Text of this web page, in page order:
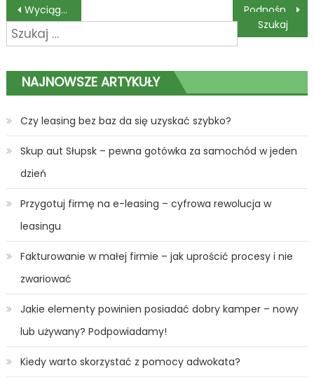
Nawigacja
wpisu
Wyciągarki samochodowe – niezbędne na offroad
Szukaj:
NAJNOWSZE ARTYKUŁY
Czy leasing bez baz da się uzyskać szybko?
Skup aut Słupsk – pewna gotówka za samochód w jeden
dzień
Przygotuj firmę na e-leasing – cyfrowa rewolucja w
leasingu
Fakturowanie w małej firmie – jak uprościć procesy i nie
zwariować
Jakie elementy powinien posiadać dobry kamper – nowy
lub używany? Podpowiadamy!
Kiedy warto skorzystać z pomocy adwokata?